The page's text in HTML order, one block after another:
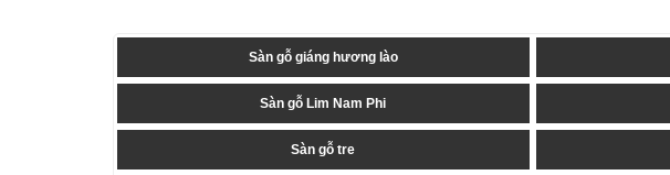
Sàn gỗ giáng hương lào
Sàn gỗ Lim Nam Phi
Sàn gỗ tre